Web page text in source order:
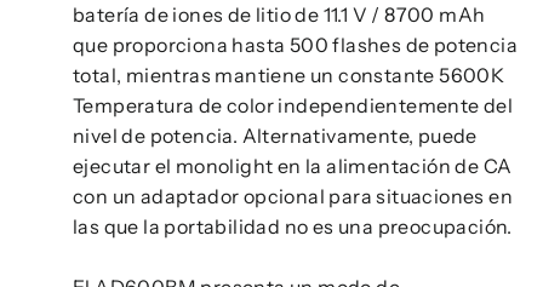
batería de iones de litio de 11.1 V / 8700 mAh
que proporciona hasta 500 flashes de potencia
total, mientras mantiene un constante 5600K
Temperatura de color independientemente del
nivel de potencia. Alternativamente, puede
ejecutar el monolight en la alimentación de CA
con un adaptador opcional para situaciones en
las que la portabilidad no es una preocupación.